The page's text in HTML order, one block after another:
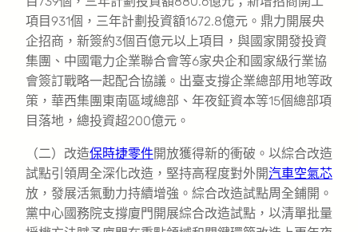
項目931個，三年計劃投資額1672.8億元。鼎力開展央
企招商，新簽約3個百億元以上項目，與國家開發投資
集團、中國電力企業聯合會等6家央企和國家級行業協
會簽訂戰略一起配合協議。出臺支撐企業總部用地等政
策，華西集團東南區域總部、年夜鉦資本等15個總部項
目落地，總投資超200億元。
（二）改造保時捷零件開放獲得新的衝破。以綜合改造
試點引領周全深化改造，堅持高程度對外開汽車空氣芯
放，發展活氣動力持續增強。綜合改造試點周全鋪開。
黨中心國務院支撐廈門開展綜合改造試點，以清單批量